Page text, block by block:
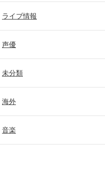
ライブ情報
声優
未分類
海外
音楽